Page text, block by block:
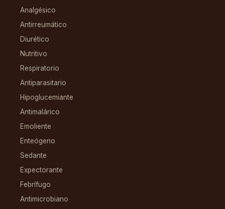
Analgésico
Antirreumático
Diurético
Nutritivo
Respiratorio
Antiparasitario
Hipoglucemiante
Antimalárico
Emoliente
Enteógeno
Sedante
Expectorante
Febrífugo
Antimicrobiano